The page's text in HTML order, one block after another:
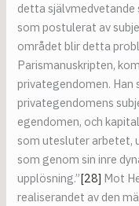
detta självmedvetande
som postulerat av
området blir detta
Parismanuskripten,
privategendomen. Han
privategendomens
egendomen, och
som utesluter arbetet,
som genom sin inre
upplösning.”[28] Mot
realiserandet av den